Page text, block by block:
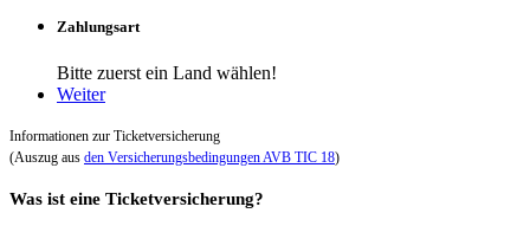
Zahlungsart
Bitte zuerst ein Land wählen!
Weiter
Informationen zur Ticketversicherung
(Auszug aus den Versicherungsbedingungen AVB TIC 18)
Was ist eine Ticketversicherung?